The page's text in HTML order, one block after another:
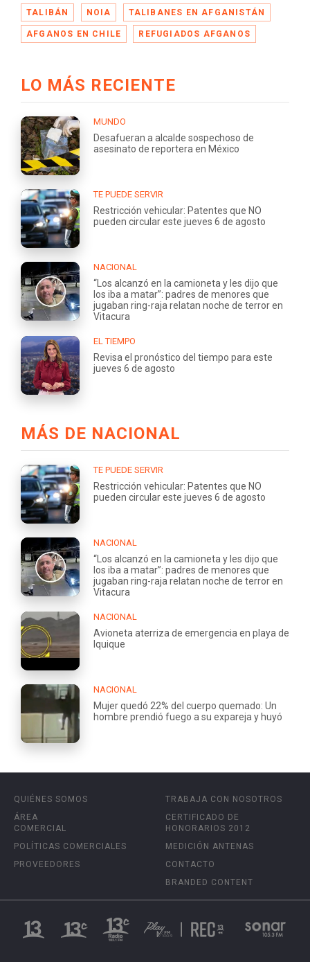
TALIBÁN NOIA TALIBANES EN AFGANISTÁN
AFGANOS EN CHILE REFUGIADOS AFGANOS
LO MÁS RECIENTE
MUNDO
Desafueran a alcalde sospechoso de
asesinato de reportera en México
TE PUEDE SERVIR
Restricción vehicular: Patentes que NO
pueden circular este jueves 6 de agosto
NACIONAL
“Los alcanzó en la camioneta y les dijo que
los iba a matar”: padres de menores que
jugaban ring-raja relatan noche de terror en
Vitacura
EL TIEMPO
Revisa el pronóstico del tiempo para este
jueves 6 de agosto
MÁS DE NACIONAL
TE PUEDE SERVIR
Restricción vehicular: Patentes que NO
pueden circular este jueves 6 de agosto
NACIONAL
“Los alcanzó en la camioneta y les dijo que
los iba a matar”: padres de menores que
jugaban ring-raja relatan noche de terror en
Vitacura
NACIONAL
Avioneta aterriza de emergencia en playa de
Iquique
NACIONAL
Mujer quedó 22% del cuerpo quemado: Un
hombre prendió fuego a su expareja y huyó
QUIÉNES SOMOS
ÁREA
COMERCIAL
POLÍTICAS COMERCIALES
PROVEEDORES
TRABAJA CON NOSOTROS
CERTIFICADO DE
HONORARIOS 2012
MEDICIÓN ANTENAS
CONTACTO
BRANDED CONTENT